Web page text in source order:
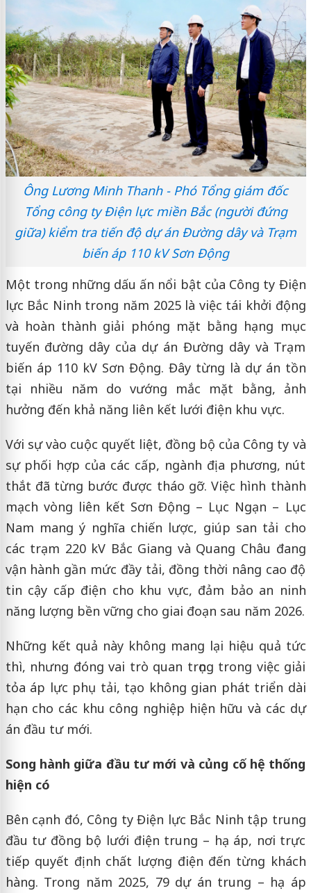
Ông Lương Minh Thanh - Phó Tổng giám đốc
Tổng công ty Điện lực miền Bắc (người đứng
giữa) kiểm tra tiến độ dự án Đường dây và Trạm
biến áp 110 kV Sơn Động
Một trong những dấu ấn nổi bật của Công ty Điện
lực Bắc Ninh trong năm 2025 là việc tái khởi động
và hoàn thành giải phóng mặt bằng hạng mục
tuyến đường dây của dự án Đường dây và Trạm
biến áp 110 kV Sơn Động. Đây từng là dự án tồn
tại nhiều năm do vướng mắc mặt bằng, ảnh
hưởng đến khả năng liên kết lưới điện khu vực.
Với sự vào cuộc quyết liệt, đồng bộ của Công ty và
sự phối hợp của các cấp, ngành địa phương, nút
thắt đã từng bước được tháo gỡ. Việc hình thành
mạch vòng liên kết Sơn Động – Lục Ngạn – Lục
Nam mang ý nghĩa chiến lược, giúp san tải cho
các trạm 220 kV Bắc Giang và Quang Châu đang
vận hành gần mức đầy tải, đồng thời nâng cao độ
tin cậy cấp điện cho khu vực, đảm bảo an ninh
năng lượng bền vững cho giai đoạn sau năm 2026.
Những kết quả này không mang lại hiệu quả tức
thì, nhưng đóng vai trò quan trọng trong việc giải
tỏa áp lực phụ tải, tạo không gian phát triển dài
hạn cho các khu công nghiệp hiện hữu và các dự
án đầu tư mới.
Song hành giữa đầu tư mới và củng cố hệ thống
hiện có
Bên cạnh đó, Công ty Điện lực Bắc Ninh tập trung
đầu tư đồng bộ lưới điện trung – hạ áp, nơi trực
tiếp quyết định chất lượng điện đến từng khách
hàng. Trong năm 2025, 79 dự án trung – hạ áp